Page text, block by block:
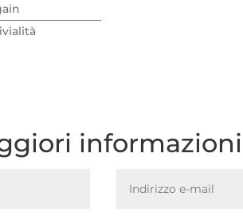
informazioni